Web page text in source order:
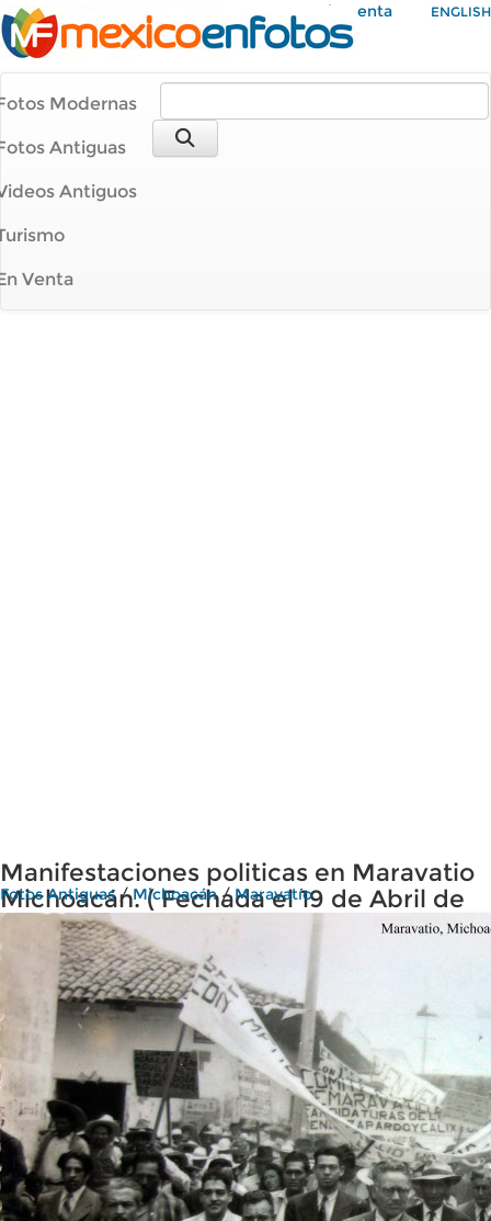
Mi Cuenta ENGLISH
Modernas
Antiguas
Antiguos
Venta
Manifestaciones politicas en Maravatio
Michoacán. ( Fechada el 19 de Abril de
1944 ).
Fotos Antiguas/Michoacán/Maravatío